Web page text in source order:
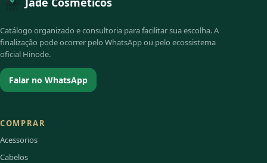
Catálogo organizado e consultoria para facilitar sua escolha. A
finalização pode ocorrer pelo WhatsApp ou pelo ecossistema
oficial Hinode.
Falar no WhatsApp
COMPRAR
Acessorios
Cabelos